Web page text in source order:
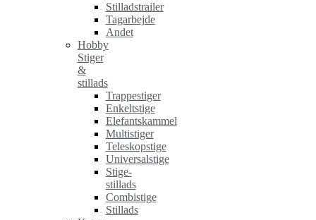
Stilladstrailer
Tagarbejde
Andet
Hobby
Stiger
&
stillads
Trappestiger
Enkeltstige
Elefantskammel
Multistiger
Teleskopstige
Universalstige
Stige-
stillads
Combistige
Stillads